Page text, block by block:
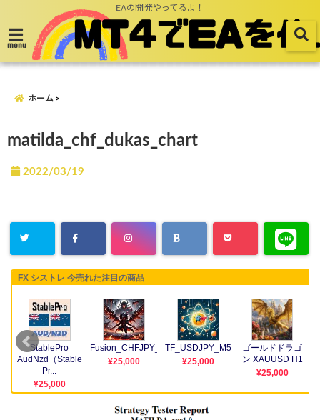
EAの開発やってるよ！
menu
ホーム
matilda_chf_dukas_chart
2022/03/19